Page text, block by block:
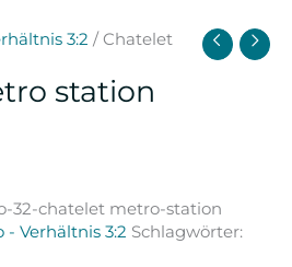
3:2 / Chatelet
station
32-chatelet metro-station
- Verhältnis 3:2 Schlagwörter: